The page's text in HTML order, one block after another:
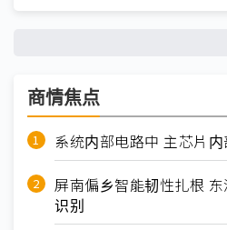
商情焦点
系统内部电路中 主芯片
屏南偏乡智能韧性扎根
识别